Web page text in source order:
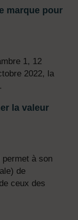
marque pour
1, 12
2022, la
la valeur
à son
de
ceux des